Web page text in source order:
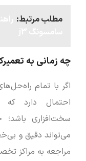
مطلب مرتبط:
چه زمانی به
اگر با تمام
احتمال دارد
سخت‌افزاری باشد؛
می‌تواند دقیق و
مراجعه به مراکز